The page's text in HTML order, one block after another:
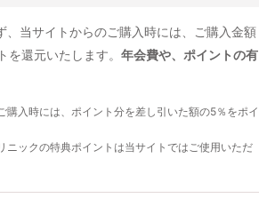
、当サイトからのご購入時には、ご購入金額
を還元いたします。 年会費や、ポイントの有
購入時には、ポイント分を差し引いた額の5％をポイ
ニックの特典ポイントは当サイトではご使用いただ